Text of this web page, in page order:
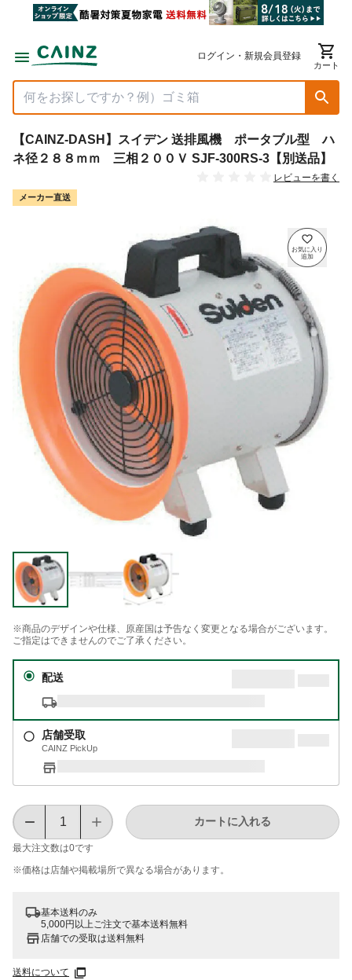
ログイン・新規会員登録
カート
【CAINZ-DASH】スイデン 送排風機 ポータブル型 ハ
ネ径２８８ｍｍ 三相２００Ｖ SJF-300RS-3【別送品】
レビューを書く
メーカー直送
※商品のデザインや仕様、原産国は予告なく変更となる場合がございます。
ご指定はできませんのでご了承ください。
配送
店舗受取
CAINZ PickUp
最大注文数は0です
カートに入れる
※価格は​店舗や​掲載場所で​異なる​場合が​あります。
基本送料のみ
5,000円以上ご注文で基本送料無料
店舗での受取は送料無料
送料について